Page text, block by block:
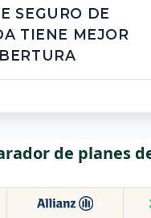
SEGURO DE
TIENE MEJOR
de planes